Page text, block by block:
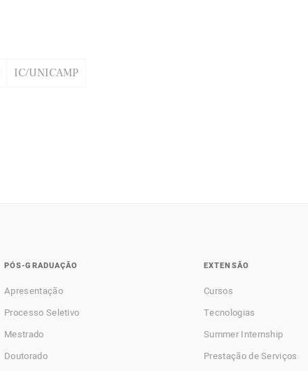
IC/UNICAMP
PÓS-GRADUAÇÃO
Apresentação
Processo Seletivo
Mestrado
Doutorado
EXTENSÃO
Cursos
Tecnologias
Summer Internship
Prestação de Serviços